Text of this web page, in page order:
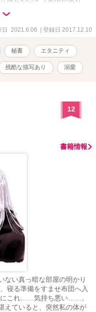
手な方はご注意くださ
在の人物及び団体等とは一
、あの時◯◯だったら。そう
願いします。 もちろん条件
あること。 ★条件２ 出会
などです。 一部近親相姦が
日 2021.6.06 | 登録日 2017.12.10
秘書 エタニティ
残酷な描写あり 溺愛
12
書籍情報
ない真っ暗な部屋の明かり
寝る準備をすませ布団へ入
にこれ……気持ち悪い……。
えていると、突然私の体が